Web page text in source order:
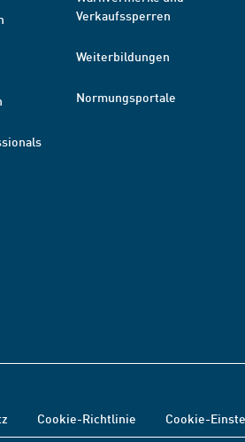
Verkaufssperren
Weiterbildungen
Normungsportale
Cookie-Richtlinie Cookie-